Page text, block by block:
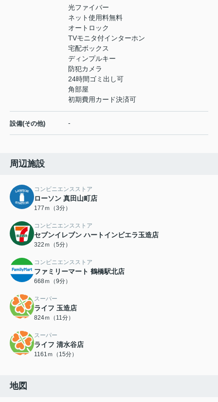
光ファイバー
ネット使用料無料
オートロック
TVモニタ付インターホン
宅配ボックス
ディンプルキー
防犯カメラ
24時間ゴミ出し可
角部屋
初期費用カード決済可
設備(その他) -
周辺施設
コンビニエンスストア
ローソン 真田山町店
177ｍ（3分）
コンビニエンスストア
セブンイレブン ハートインビエラ玉造店
322ｍ（5分）
コンビニエンスストア
ファミリーマート 鶴橋駅北店
668ｍ（9分）
スーパー
ライフ 玉造店
824ｍ（11分）
スーパー
ライフ 清水谷店
1161ｍ（15分）
地図